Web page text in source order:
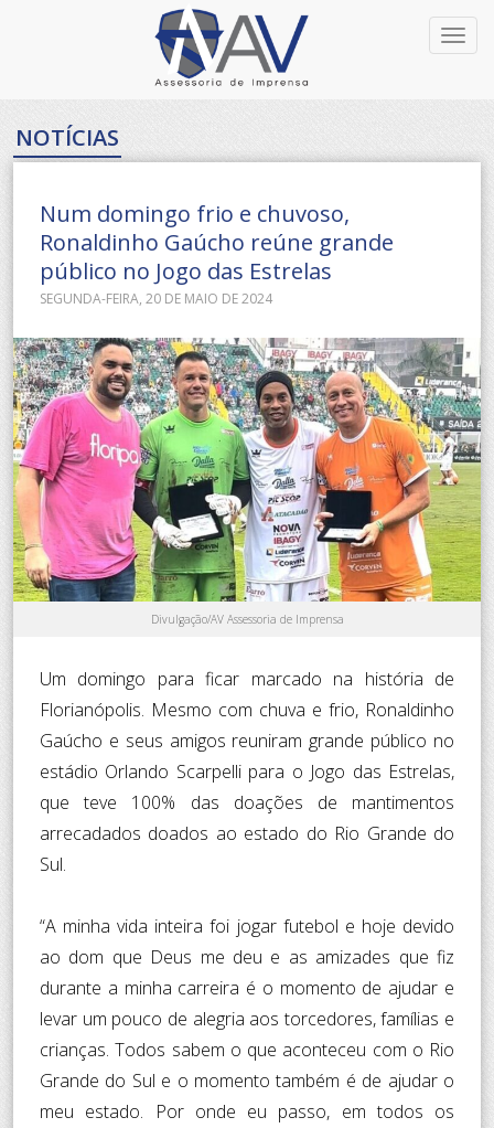
NOTÍCIAS
Num domingo frio e chuvoso,
Ronaldinho Gaúcho reúne grande
público no Jogo das Estrelas
SEGUNDA-FEIRA, 20 DE MAIO DE 2024
Divulgação/AV Assessoria de Imprensa
Um domingo para ficar marcado na história de
Florianópolis. Mesmo com chuva e frio, Ronaldinho
Gaúcho e seus amigos reuniram grande público no
estádio Orlando Scarpelli para o Jogo das Estrelas,
que teve 100% das doações de mantimentos
arrecadados doados ao estado do Rio Grande do
Sul.
“A minha vida inteira foi jogar futebol e hoje devido
ao dom que Deus me deu e as amizades que fiz
durante a minha carreira é o momento de ajudar e
levar um pouco de alegria aos torcedores, famílias e
crianças. Todos sabem o que aconteceu com o Rio
Grande do Sul e o momento também é de ajudar o
meu estado. Por onde eu passo, em todos os